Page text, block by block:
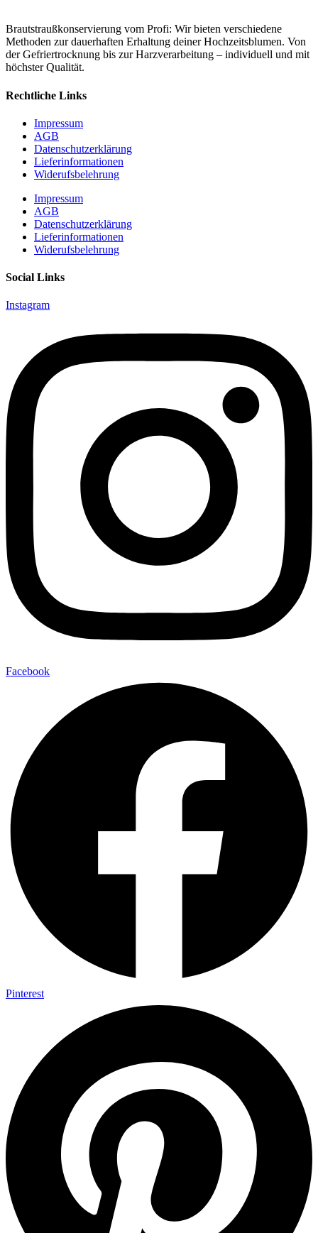
Brautstraußkonservierung vom Profi: Wir bieten verschiedene
Methoden zur dauerhaften Erhaltung deiner Hochzeitsblumen. Von
der Gefriertrocknung bis zur Harzverarbeitung – individuell und mit
höchster Qualität.
Rechtliche Links
Impressum
AGB
Datenschutzerklärung
Lieferinformationen
Widerufsbelehrung
Impressum
AGB
Datenschutzerklärung
Lieferinformationen
Widerufsbelehrung
Social Links
Instagram
Facebook
Pinterest